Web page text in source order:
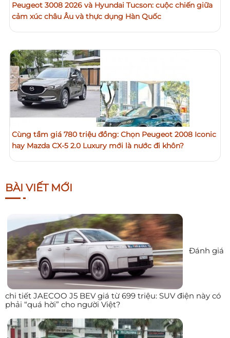
Peugeot 3008 2026 và Hyundai Tucson: cuộc chiến giữa
cảm xúc châu Âu và thực dụng Hàn Quốc
Cùng tầm giá 780 triệu đồng: Chọn Peugeot 2008 Iconic
hay Mazda CX-5 2.0 Luxury mới là nước đi khôn?
BÀI VIẾT MỚI
Đánh giá
chi tiết JAECOO J5 BEV giá từ 699 triệu: SUV điện này có
phải “quá hời” cho người Việt?